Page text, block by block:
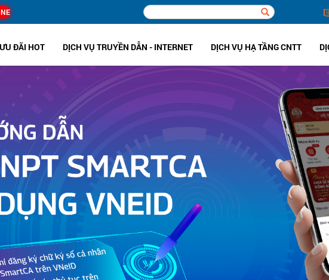
ƯU ĐÃI HOT DỊCH VỤ TRUYỀN DẪN - INTERNET DỊCH VỤ HẠ TẦNG CNTT